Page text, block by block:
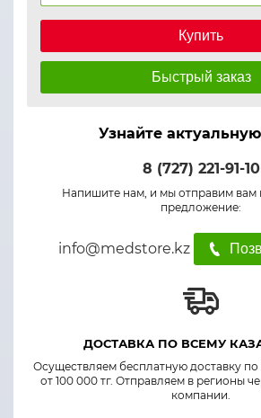
Купить
Быстрый заказ
Узнайте
8 (727) 221-91-10
Напишите нам, и мы отправим вам
предложение:
info@medstore.kz
ДОСТАВКА ПО ВСЕМУ
Осуществляем бесплатную доставку по
от 100 000 тг. Отправляем в регионы
компании.